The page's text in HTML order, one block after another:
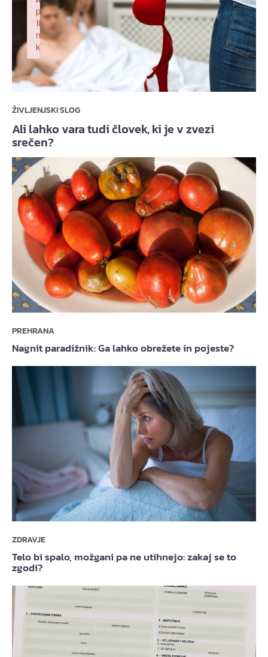
ŽIVLJENJSKI SLOG
Ali lahko vara tudi človek, ki je v zvezi
srečen?
PREHRANA
Nagnit paradižnik: Ga lahko obrežete in pojeste?
ZDRAVJE
Telo bi spalo, možgani pa ne utihnejo: zakaj se to
zgodi?
p
li
n
k
Failed to initialize plugin: wplink